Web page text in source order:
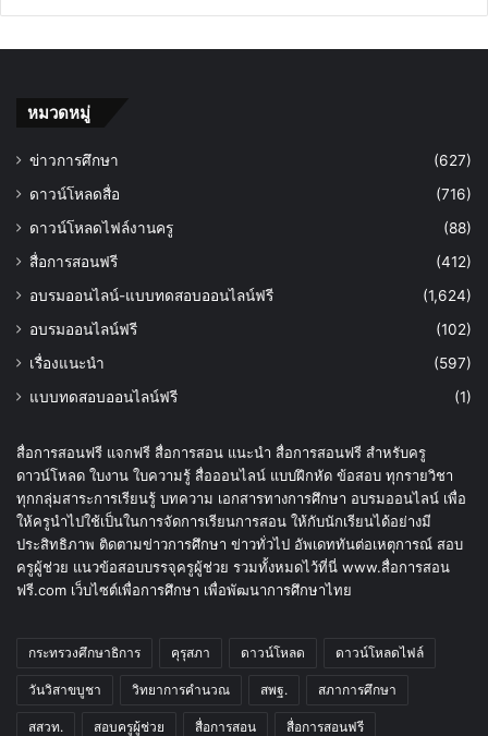
หมวดหมู่
ข่าวการศึกษา
(627)
ดาวน์โหลดสื่อ
(716)
ดาวน์โหลดไฟล์งานครู
(88)
สื่อการสอนฟรี
(412)
อบรมออนไลน์-แบบทดสอบออนไลน์ฟรี
(1,624)
อบรมออนไลน์ฟรี
(102)
เรื่องแนะนำ
(597)
แบบทดสอบออนไลน์ฟรี
(1)
สื่อการสอนฟรี แจกฟรี สื่อการสอน แนะนำ สื่อการสอนฟรี สำหรับครู
ดาวน์โหลด ใบงาน ใบความรู้ สื่อออนไลน์ แบบฝึกหัด ข้อสอบ ทุกรายวิชา
ทุกกลุ่มสาระการเรียนรู้ บทความ เอกสารทางการศึกษา อบรมออนไลน์ เพื่อ
ให้ครูนำไปใช้เป็นในการจัดการเรียนการสอน ให้กับนักเรียนได้อย่างมี
ประสิทธิภาพ ติดตามข่าวการศึกษา ข่าวทั่วไป อัพเดททันต่อเหตุการณ์ สอบ
ครูผู้ช่วย แนวข้อสอบบรรจุครูผู้ช่วย รวมทั้งหมดไว้ที่นี่ www.สื่อการสอน
ฟรี.com เว็บไซต์เพื่อการศึกษา เพื่อพัฒนาการศึกษาไทย
กระทรวงศึกษาธิการ คุรุสภา ดาวน์โหลด ดาวน์โหลดไฟล์
วันวิสาขบูชา วิทยาการคำนวณ สพฐ. สภาการศึกษา
สสวท. สอบครูผู้ช่วย สื่อการสอน สื่อการสอนฟรี